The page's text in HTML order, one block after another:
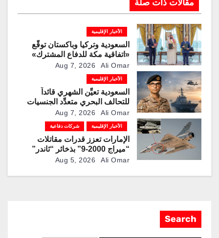
مقالات ذات صلة
الأخبار الإقليمية
السعودية وتركيا وباكستان توقّع
«اتفاقية مكة للدفاع المشترك»
Aug 7, 2026 Ali Omar
الأخبار الإقليمية
السعودية تعيِّن الشهري قائداً
للتحالف البحري متعدِّد الجنسيات
Aug 7, 2026 Ali Omar
الأخبار الإقليمية شركات دفاعية
الإمارات تعزز قدرات مقاتلات
“ميراج 2000-9” بذخائر “ثاندر”
الذكية المطورة محليًا
Aug 5, 2026 Ali Omar
Search